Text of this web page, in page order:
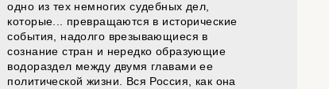
одно из тех немногих судебных дел,
которые... превращаются в исторические
события, надолго врезывающиеся в
сознание стран и нередко образующие
водораздел между двумя главами ее
политической жизни. Вся Россия, как она